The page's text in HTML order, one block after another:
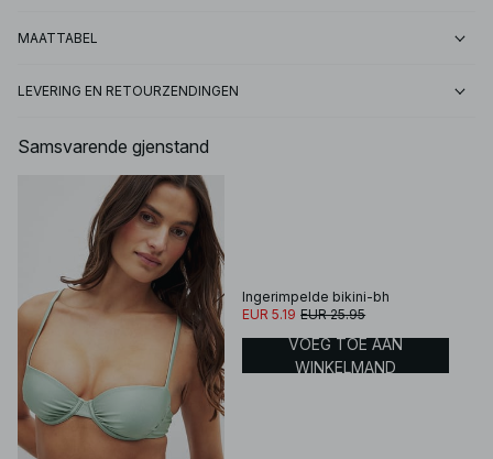
MAATTABEL
LEVERING EN RETOURZENDINGEN
Samsvarende gjenstand
Ingerimpelde bikini-bh
EUR 5.19 EUR 25.95
VOEG TOE AAN
WINKELMAND